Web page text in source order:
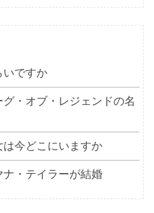
いですか
・オブ・レジェンドの名
今どこにいますか
・テイラーが結婚